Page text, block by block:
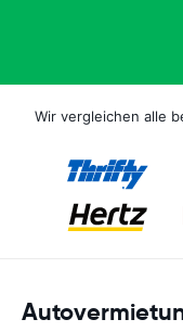
Wir vergleichen alle